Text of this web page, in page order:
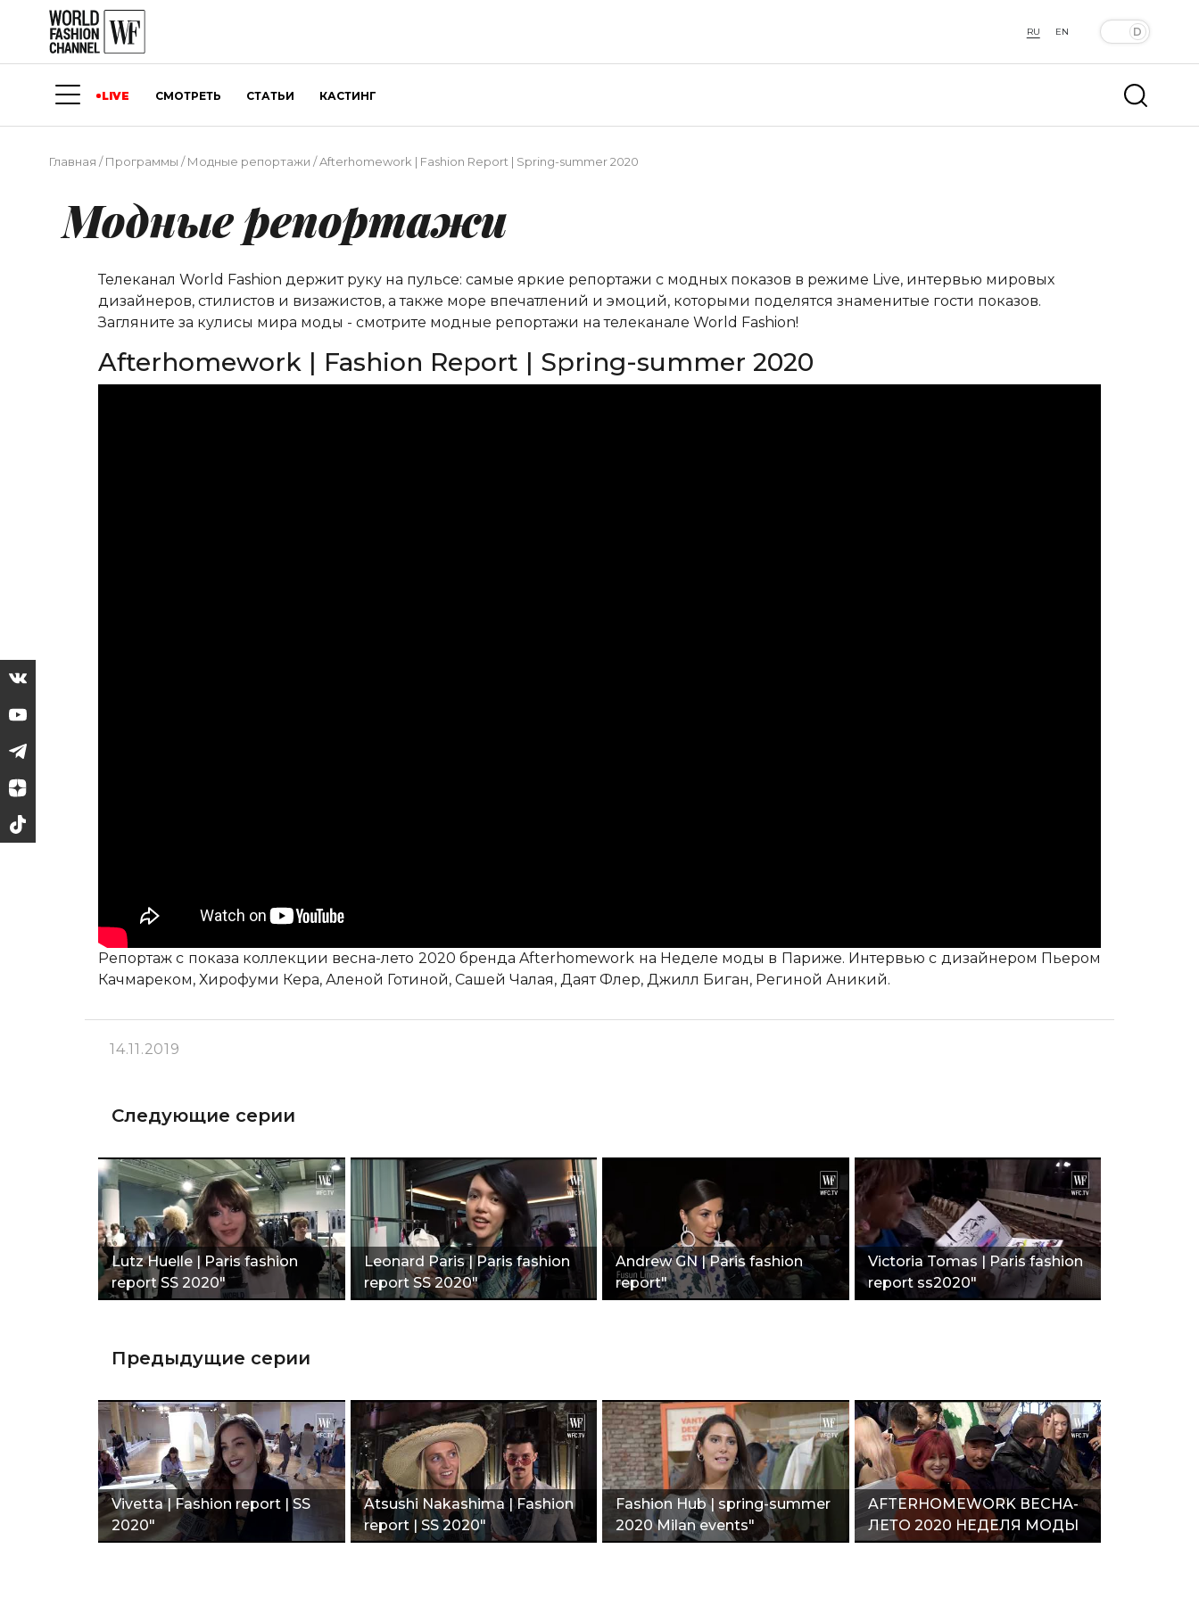
RU EN
LIVE СМОТРЕТЬ СТАТЬИ КАСТИНГ
Главная /Программы /Модные репортажи /Afterhomework | Fashion Report | Spring-summer 2020
Модные репортажи
Телеканал World Fashion держит руку на пульсе: самые яркие репортажи с модных показов в режиме Live, интервью мировых
дизайнеров, стилистов и визажистов, а также море впечатлений и эмоций, которыми поделятся знаменитые гости показов.
Загляните за кулисы мира моды - смотрите модные репортажи на телеканале World Fashion!
Afterhomework | Fashion Report | Spring-summer 2020
Репортаж с показа коллекции весна-лето 2020 бренда Afterhomework на Неделе моды в Париже. Интервью с дизайнером Пьером
Качмареком, Хирофуми Кера, Аленой Готиной, Сашей Чалая, Даят Флер, Джилл Биган, Региной Аникий.
14.11.2019
Следующие серии
Lutz Huelle | Paris fashion
report SS 2020"
Leonard Paris | Paris fashion
report SS 2020"
Andrew GN | Paris fashion
report"
Victoria Tomas | Paris fashion
report ss2020"
Предыдущие серии
Vivetta | Fashion report | SS
2020"
Atsushi Nakashima | Fashion
report | SS 2020"
Fashion Hub | spring-summer
2020 Milan events"
AFTERHOMEWORK ВЕСНА-
ЛЕТО 2020 НЕДЕЛЯ МОДЫ
В ПАРИЖЕ"